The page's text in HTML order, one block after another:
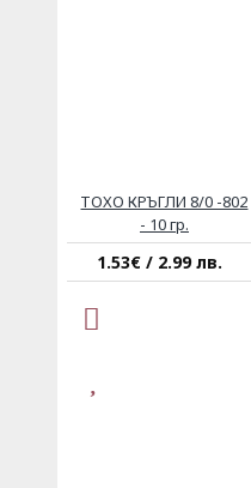
ТОХО КРЪГЛИ 8/0 -802
- 10 гр.
1.53€ / 2.99 лв.